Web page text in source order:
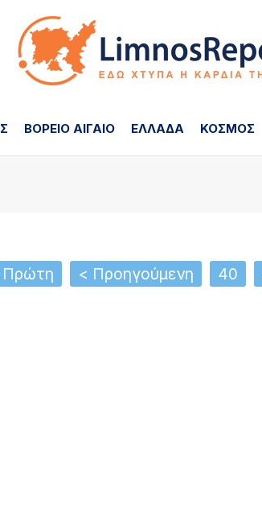
ΒΟΡΕΙΟ ΑΙΓΑΙΟ ΕΛΛΑΔΑ ΚΟΣΜΟΣ
Πρώτη < Προηγούμενη 40